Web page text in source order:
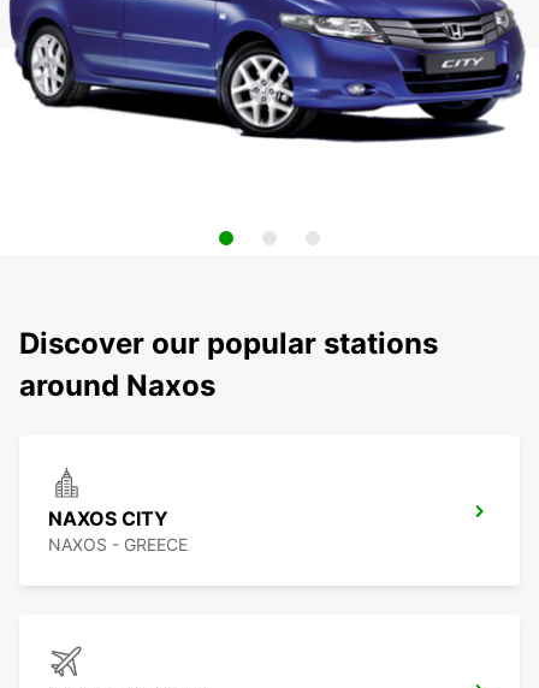
Discover our popular stations
around Naxos
NAXOS CITY
NAXOS - GREECE